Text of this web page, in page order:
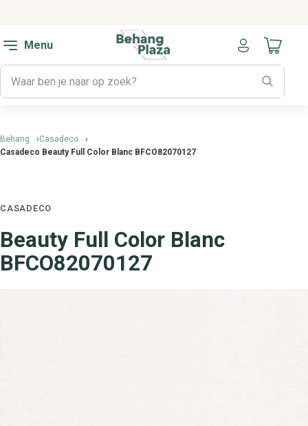
Menu
Naar
Behang
Casadeco
Casadeco Beauty Full Color Blanc BFCO82070127
CASADECO
Beauty Full Color Blanc
BFCO82070127